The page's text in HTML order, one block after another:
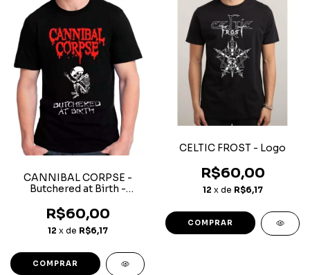
CANNIBAL CORPSE -
Butchered at Birth -
R$60,00
12 x de R$6,17
COMPRAR
CELTIC FROST - Logo
R$60,00
12 x de R$6,17
COMPRAR